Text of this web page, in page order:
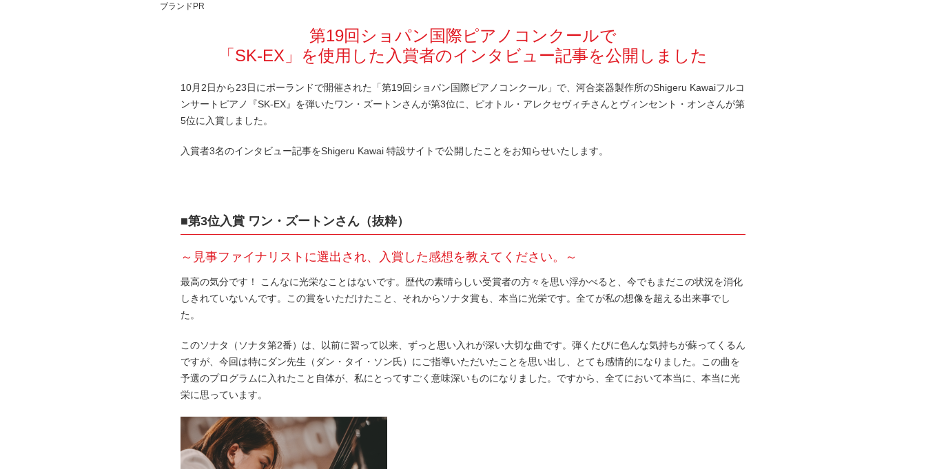
ブランドPR
第19回ショパン国際ピアノコンクールで
「SK-EX」を使用した入賞者のインタビュー記事を公開しました
10月2日から23日にポーランドで開催された「第19回ショパン国際ピアノコンクール」で、河合楽器製作所のShigeru Kawaiフルコ
ンサートピアノ『SK-EX』を弾いたワン・ズートンさんが第3位に、ピオトル・アレクセヴィチさんとヴィンセント・オンさんが第
5位に入賞しました。
入賞者3名のインタビュー記事をShigeru Kawai 特設サイトで公開したことをお知らせいたします。
■第3位入賞 ワン・ズートンさん（抜粋）
～見事ファイナリストに選出され、入賞した感想を教えてください。～
最高の気分です！ こんなに光栄なことはないです。歴代の素晴らしい受賞者の方々を思い浮かべると、今でもまだこの状況を消化
しきれていないんです。この賞をいただけたこと、それからソナタ賞も、本当に光栄です。全てが私の想像を超える出来事でし
た。
このソナタ（ソナタ第2番）は、以前に習って以来、ずっと思い入れが深い大切な曲です。弾くたびに色んな気持ちが蘇ってくるん
ですが、今回は特にダン先生（ダン・タイ・ソン氏）にご指導いただいたことを思い出し、とても感情的になりました。この曲を
予選のプログラムに入れたこと自体が、私にとってすごく意味深いものになりました。ですから、全てにおいて本当に、本当に光
栄に思っています。